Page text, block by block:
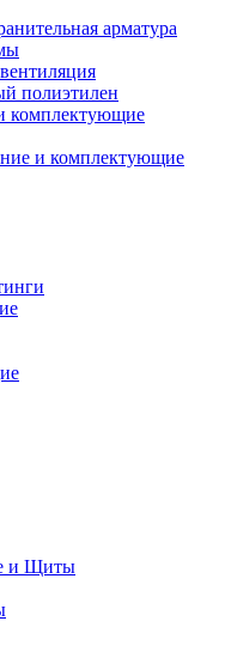
арматура
полиэтилен
комплектующие
и комплектующие
и Щиты